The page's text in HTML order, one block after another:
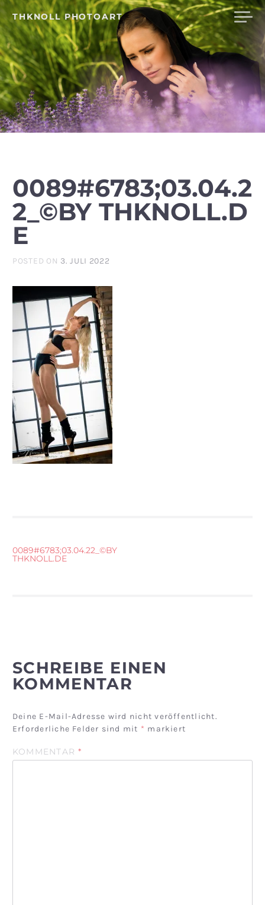
Skip
to
content
THKNOLL PHOTOART
0089#6783;03.04.2
2_©BY THKNOLL.D
E
POSTED ON 3. JULI 2022
BEITRAGSNAVIGATION
0089#6783;03.04.22_©BY
THKNOLL.DE
SCHREIBE EINEN
KOMMENTAR
Deine E-Mail-Adresse wird nicht veröffentlicht.
Erforderliche Felder sind mit * markiert
KOMMENTAR*